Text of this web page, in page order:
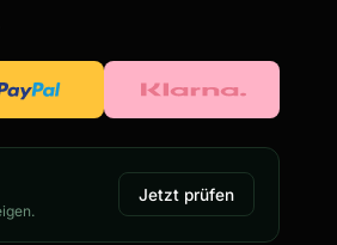
Jetzt prüfen